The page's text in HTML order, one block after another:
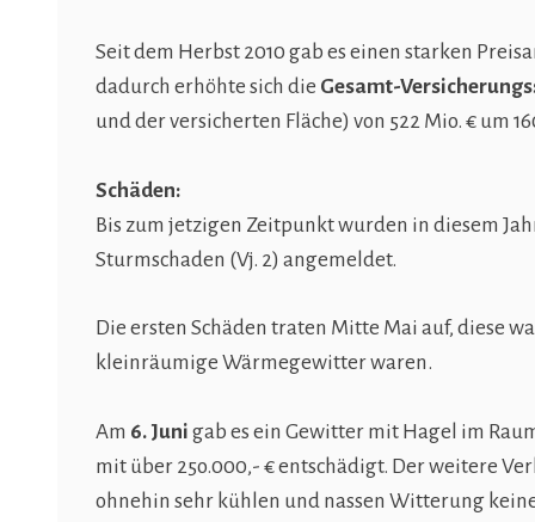
Seit dem Herbst 2010 gab es einen starken
dadurch erhöhte sich die Gesamt-
und der versicherten Fläche) von 522 Mio. € um
Schäden:
Bis zum jetzigen Zeitpunkt wurden in diesem
Sturmschaden (Vj. 2) angemeldet.
Die ersten Schäden traten Mitte Mai auf, diese
kleinräumige Wärmegewitter waren.
Am 6. Juni gab es ein Gewitter mit Hagel im
mit über 25o.000,- € entschädigt. Der weitere
ohnehin sehr kühlen und nassen Witterung